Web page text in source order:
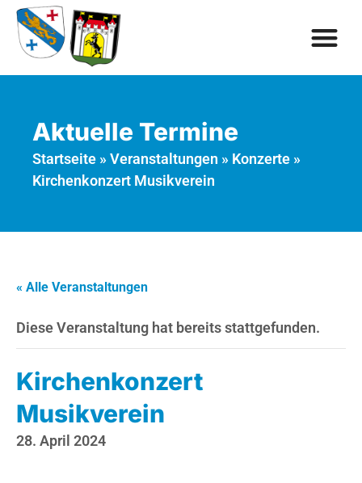
Aktuelle Termine
Startseite » Veranstaltungen » Konzerte »
Kirchenkonzert Musikverein
« Alle Veranstaltungen
Diese Veranstaltung hat bereits stattgefunden.
Kirchenkonzert
Musikverein
28. April 2024